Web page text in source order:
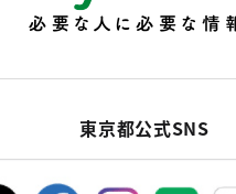
東京都公式SNS